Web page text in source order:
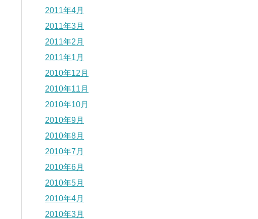
2011年4月
2011年3月
2011年2月
2011年1月
2010年12月
2010年11月
2010年10月
2010年9月
2010年8月
2010年7月
2010年6月
2010年5月
2010年4月
2010年3月